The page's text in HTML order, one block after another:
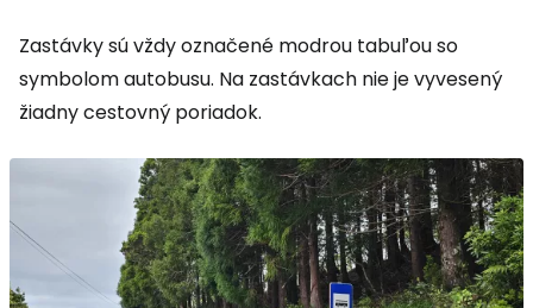
Zastávky sú vždy označené modrou tabuľou so
symbolom autobusu. Na zastávkach nie je vyvesený
žiadny cestovný poriadok.